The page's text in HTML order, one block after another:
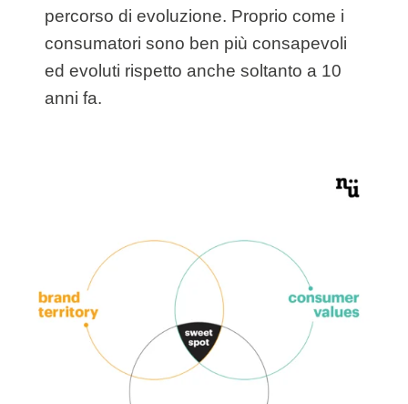
percorso di evoluzione. Proprio come i
consumatori sono ben più consapevoli
ed evoluti rispetto anche soltanto a 10
anni fa.